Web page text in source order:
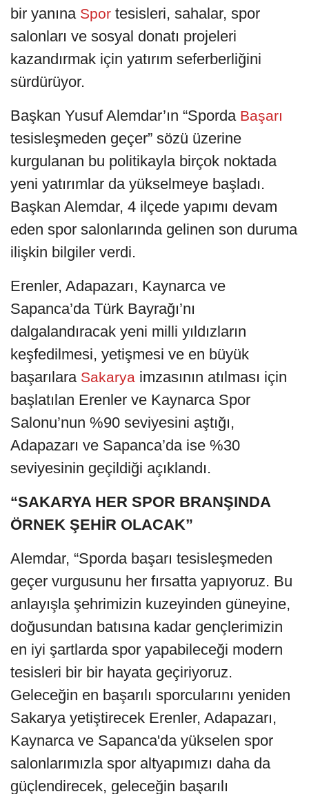
bir yanına Spor tesisleri, sahalar, spor
salonları ve sosyal donatı projeleri
kazandırmak için yatırım seferberliğini
sürdürüyor.
Başkan Yusuf Alemdar’ın “Sporda Başarı
tesisleşmeden geçer” sözü üzerine
kurgulanan bu politikayla birçok noktada
yeni yatırımlar da yükselmeye başladı.
Başkan Alemdar, 4 ilçede yapımı devam
eden spor salonlarında gelinen son duruma
ilişkin bilgiler verdi.
Erenler, Adapazarı, Kaynarca ve
Sapanca’da Türk Bayrağı’nı
dalgalandıracak yeni milli yıldızların
keşfedilmesi, yetişmesi ve en büyük
başarılara Sakarya imzasının atılması için
başlatılan Erenler ve Kaynarca Spor
Salonu’nun %90 seviyesini aştığı,
Adapazarı ve Sapanca’da ise %30
seviyesinin geçildiği açıklandı.
“SAKARYA HER SPOR BRANŞINDA
ÖRNEK ŞEHİR OLACAK”
Alemdar, “Sporda başarı tesisleşmeden
geçer vurgusunu her fırsatta yapıyoruz. Bu
anlayışla şehrimizin kuzeyinden güneyine,
doğusundan batısına kadar gençlerimizin
en iyi şartlarda spor yapabileceği modern
tesisleri bir bir hayata geçiriyoruz.
Geleceğin en başarılı sporcularını yeniden
Sakarya yetiştirecek Erenler, Adapazarı,
Kaynarca ve Sapanca'da yükselen spor
salonlarımızla spor altyapımızı daha da
güçlendirecek, geleceğin başarılı